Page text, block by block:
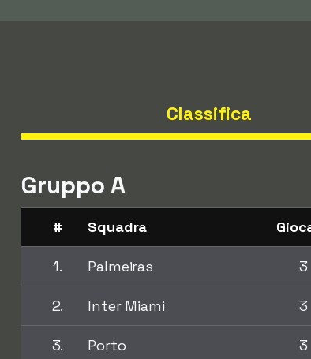
Classifica
Gruppo A
# Squadra
1. Palmeiras 3
2. Inter Miami 3
3. Porto 3